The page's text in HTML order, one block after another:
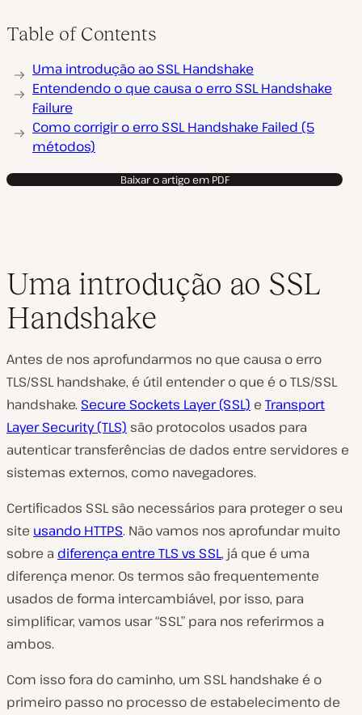
Table of Contents
Uma introdução ao SSL Handshake
Entendendo o que causa o erro SSL Handshake
Failure
Como corrigir o erro SSL Handshake Failed (5
métodos)
Baixar o artigo em PDF
Uma introdução ao SSL
Handshake
Antes de nos aprofundarmos no que causa o erro
TLS/SSL handshake, é útil entender o que é o TLS/SSL
handshake. Secure Sockets Layer (SSL) e Transport
Layer Security (TLS) são protocolos usados para
autenticar transferências de dados entre servidores e
sistemas externos, como navegadores.
Certificados SSL são necessários para proteger o seu
site usando HTTPS. Não vamos nos aprofundar muito
sobre a diferença entre TLS vs SSL, já que é uma
diferença menor. Os termos são frequentemente
usados de forma intercambiável, por isso, para
simplificar, vamos usar “SSL” para nos referirmos a
ambos.
Com isso fora do caminho, um SSL handshake é o
primeiro passo no processo de estabelecimento de